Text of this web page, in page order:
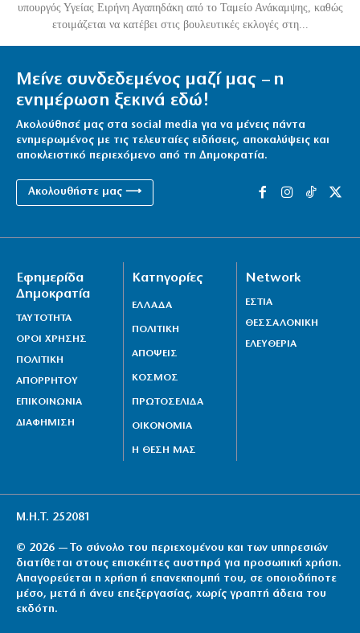
υπουργός Υγείας Ειρήνη Αγαπηδάκη από το Ταμείο Ανάκαμψης, καθώς
ετοιμάζεται να κατέβει στις βουλευτικές εκλογές στη...
Μείνε συνδεδεμένος μαζί μας – η
ενημέρωση ξεκινά εδώ!
Ακολούθησέ μας στα social media για να μένεις πάντα
ενημερωμένος με τις τελευταίες ειδήσεις, αποκαλύψεις και
αποκλειστικό περιεχόμενο από τη Δημοκρατία.
Ακολουθήστε μας ⟶
Εφημερίδα
Δημοκρατία
ΤΑΥΤΟΤΗΤΑ
ΟΡΟΙ ΧΡΗΣΗΣ
ΠΟΛΙΤΙΚΗ
ΑΠΟΡΡΗΤΟΥ
ΕΠΙΚΟΙΝΩΝΙΑ
ΔΙΑΦΗΜΙΣΗ
Κατηγορίες
ΕΛΛΑΔΑ
ΠΟΛΙΤΙΚΗ
ΑΠΟΨΕΙΣ
ΚΟΣΜΟΣ
ΠΡΩΤΟΣΕΛΙΔΑ
ΟΙΚΟΝΟΜΙΑ
Η ΘΕΣΗ ΜΑΣ
Network
ΕΣΤΙΑ
ΘΕΣΣΑΛΟΝΙΚΗ
ΕΛΕΥΘΕΡΙΑ
Μ.Η.Τ. 252081
© 2026 — Το σύνολο του περιεχομένου και των υπηρεσιών
διατίθεται στους επισκέπτες αυστηρά για προσωπική χρήση.
Απαγορεύεται η χρήση ή επανεκπομπή του, σε οποιοδήποτε
μέσο, μετά ή άνευ επεξεργασίας, χωρίς γραπτή άδεια του
εκδότη.